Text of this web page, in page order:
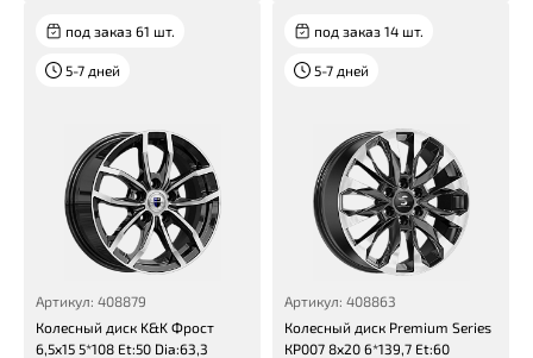
под заказ 61 шт.
5-7 дней
Артикул: 408879
Колесный диск K&K Фрост
6,5x15 5*108 Et:50 Dia:63,3
под заказ 14 шт.
5-7 дней
Артикул: 408863
Колесный диск Premium Series
КР007 8x20 6*139,7 Et:60